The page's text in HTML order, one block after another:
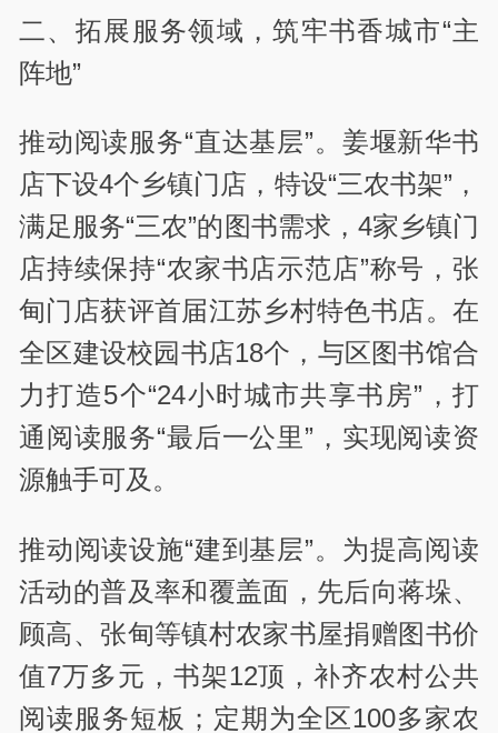
二、拓展服务领域，筑牢书香城市“主
阵地”
推动阅读服务“直达基层”。姜堰新华书
店下设4个乡镇门店，特设“三农书架”，
满足服务“三农”的图书需求，4家乡镇门
店持续保持“农家书店示范店”称号，张
甸门店获评首届江苏乡村特色书店。在
全区建设校园书店18个，与区图书馆合
力打造5个“24小时城市共享书房”，打
通阅读服务“最后一公里”，实现阅读资
源触手可及。
推动阅读设施“建到基层”。为提高阅读
活动的普及率和覆盖面，先后向蒋垛、
顾高、张甸等镇村农家书屋捐赠图书价
值7万多元，书架12顶，补齐农村公共
阅读服务短板；定期为全区100多家农